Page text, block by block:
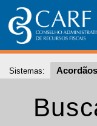
Sistemas: Acordãos